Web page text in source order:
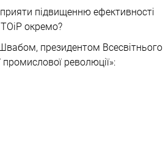
підвищенню ефективності
окремо?
президентом Всесвітнього
революції»: